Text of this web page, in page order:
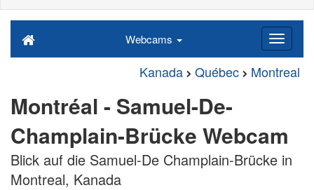
Webcams
Kanada Québec Montreal
Montréal - Samuel-De-
Champlain-Brücke Webcam
Blick auf die Samuel-De Champlain-Brücke in
Montreal, Kanada